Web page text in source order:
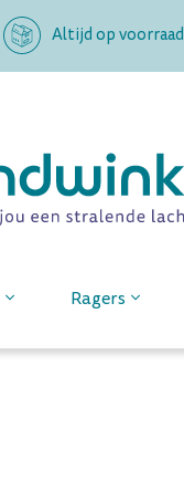
Altijd op voorraad
Ragers